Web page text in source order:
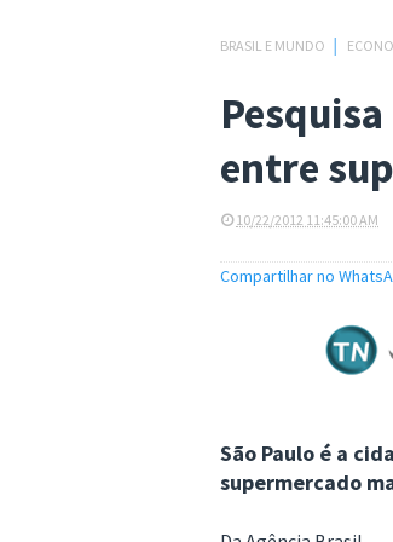
BRASIL E MUNDO
entre
10/22/2012 11:45:00 AM
Compartilhar no
São Paulo é a
supermercado